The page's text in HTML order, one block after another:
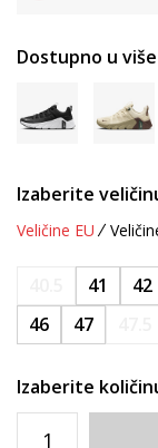
Dostupno u
Izaberite
Veličine EU
41 42
46
47
Izaberite